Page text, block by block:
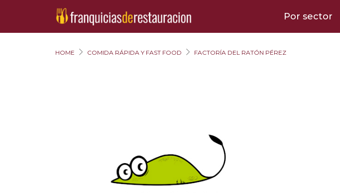
Por sector
HOME COMIDA RÁPIDA Y FAST FOOD FACTORÍA DEL RATÓN PÉREZ